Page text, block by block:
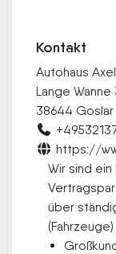
Kontakt
Autohaus
Lange Wanne
38644 Goslar
https://
Wir sind
über